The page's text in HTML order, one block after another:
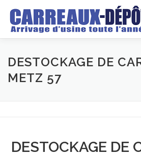
contenu
LE DEPOT GROSSISTE
DESTOCKAGE DE
METZ 57
DESTOCKAGE DE